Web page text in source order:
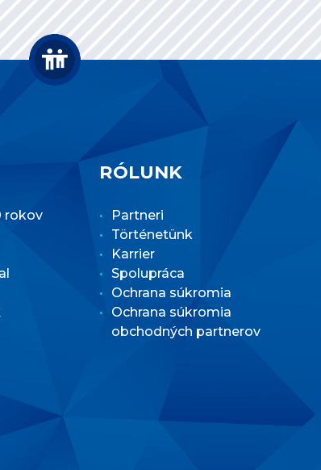
rokov
RÓLUNK
Partneri
Történetünk
Karrier
Spolupráca
Ochrana súkromia
Ochrana súkromia
obchodných partnerov